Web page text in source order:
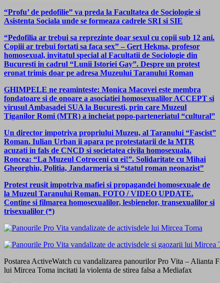
“Profu’ de pedofilie” va preda la Facultatea de Sociologie si
Asistenta Sociala unde se formeaza cadrele SRI si SIE
“Pedofilia ar trebui sa reprezinte doar sexul cu copii sub 12 ani.
Copiii ar trebui fortati sa faca sex” – Gert Hekma, profesor
homosexual, invitatul special al Facultatii de Sociologie din
Bucuresti in cadrul “Lunii Istoriei Gay”. Despre un protest
eronat trimis doar pe adresa Muzeului Taranului Roman
GHIMPELE ne reaminteste: Monica Macovei este membra
fondatoare si de onoare a asociatiei homosexualilor ACCEPT si
virusul Ambasadei SUA la Bucuresti, prin care Muzeul
Tiganilor Romi (MTR) a incheiat popo-parteneriatul “cultural”
Un director impotriva propriului Muzeu, al Taranului “Fascist”
Roman. Iulian Urban ii apara pe protestatarii de la MTR
acuzati in fals de CNCD si societatea civila homosexuala.
Roncea: “La Muzeul Cotroceni cu ei!”. Solidaritate cu Mihai
Gheorghiu, Politia, Jandarmeria si “statul roman neonazist”
Protest reusit impotriva mafiei si propagandei homosexuale de
la Muzeul Taranului Roman. FOTO / VIDEO UPDATE.
Contine si filmarea homosexualilor, lesbienelor, transexualilor si
trisexualilor (*)
Postarea ActiveWatch cu vandalizarea panourilor Pro Vita – Alianta
lui Mircea Toma incitati la violenta de stirea falsa a Mediafax